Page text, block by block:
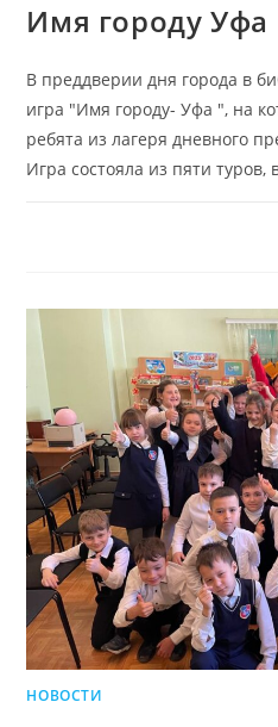
Имя городу Уфа
В преддверии дня города в
игра "Имя городу- Уфа ", на
ребята из лагеря дневного
Игра состояла из пяти
НОВОСТИ